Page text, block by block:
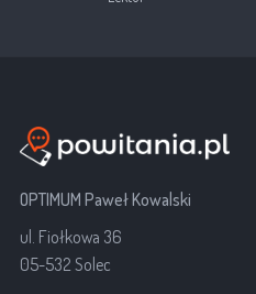
OPTIMUM Paweł Kowalski
ul. Fiołkowa 36
05-532 Solec